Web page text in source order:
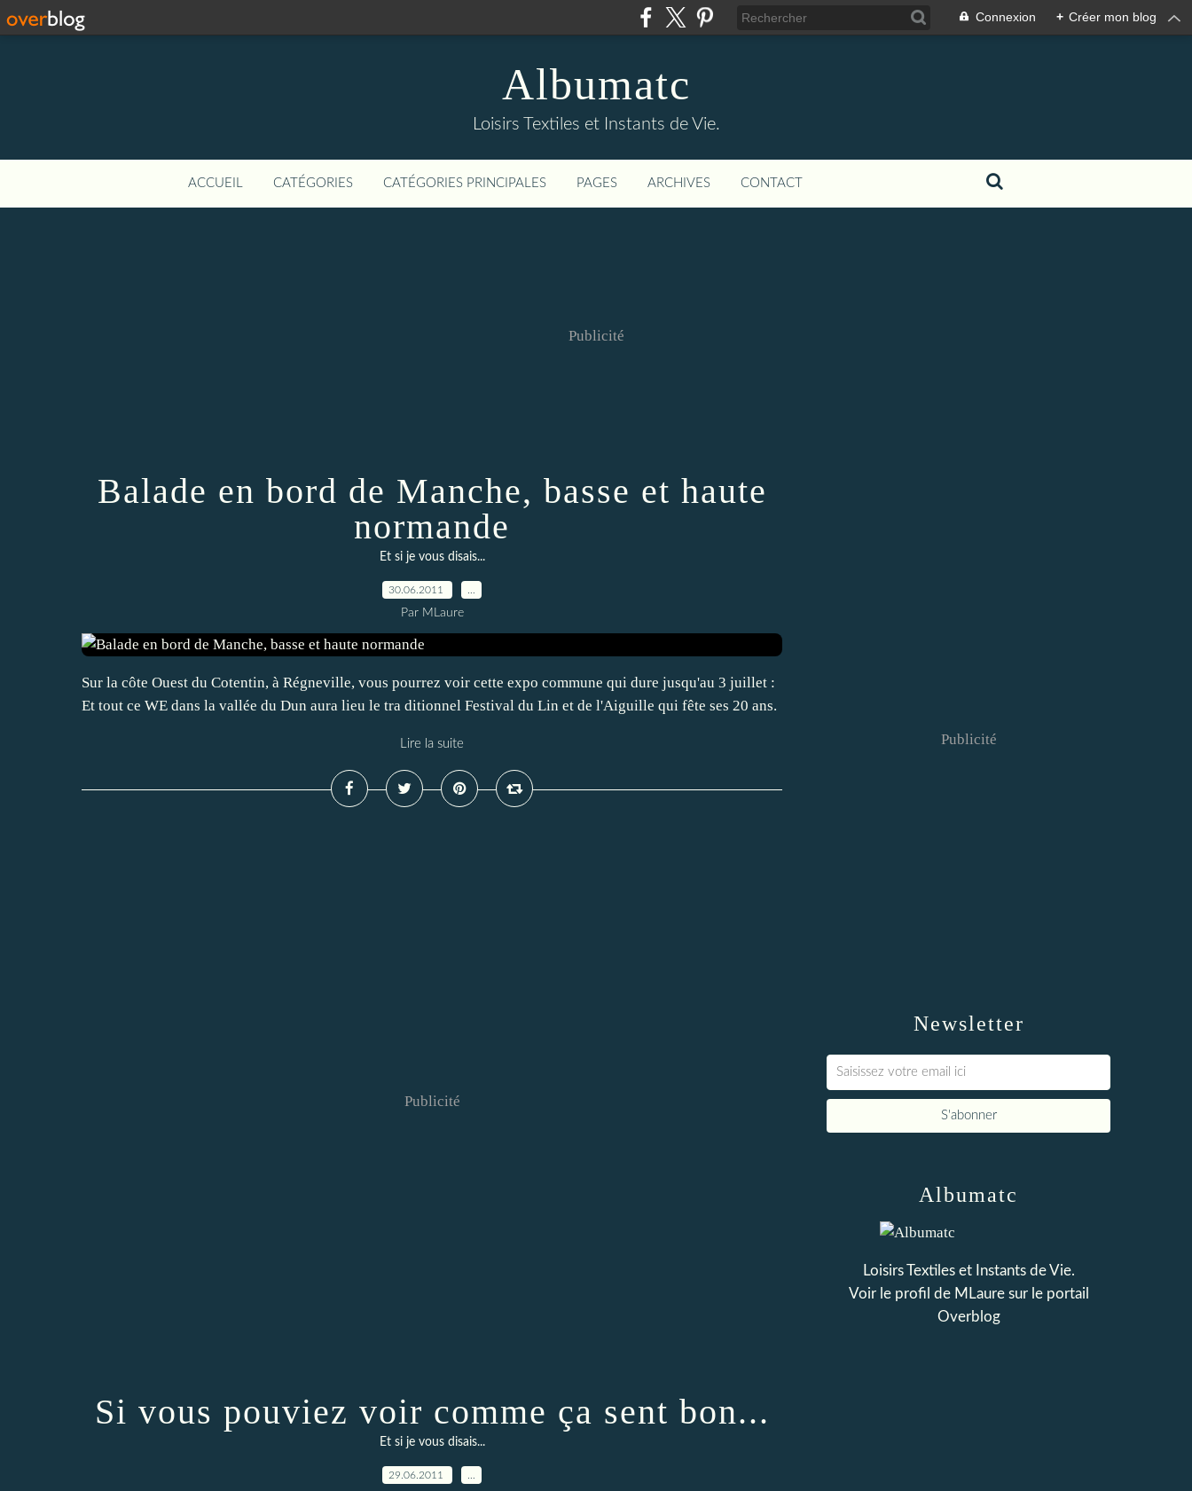
Connexion + Créer mon blog
Albumatc
Loisirs Textiles et Instants de Vie.
ACCUEIL CATÉGORIES CATÉGORIES PRINCIPALES PAGES ARCHIVES CONTACT
Publicité
Balade en bord de Manche, basse et haute
normande
Et si je vous disais...
30.06.2011
Par MLaure
Sur la côte Ouest du Cotentin, à Régneville, vous pourrez voir cette expo commune qui dure jusqu'au 3 juillet :
Et tout ce WE dans la vallée du Dun aura lieu le tra ditionnel Festival du Lin et de l'Aiguille qui fête ses 20 ans.
Lire la suite
Publicité
Si vous pouviez voir comme ça sent bon...
Et si je vous disais...
29.06.2011
Newsletter
Publicité
Albumatc
Loisirs Textiles et Instants de Vie.
Voir le profil de MLauresur le portail
Overblog